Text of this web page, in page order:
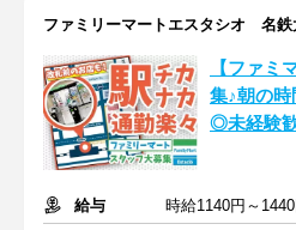
ファミリーマートエスタシオ 名鉄
【ファミ
集♪朝の時
◎未経験歓
給与